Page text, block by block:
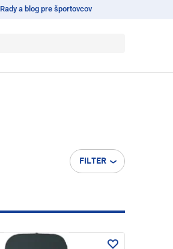
Rady a blog pre športovcov
FILTER